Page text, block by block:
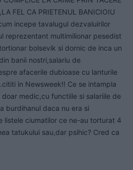
FEL CA PRIETENUL BANICIOIU
incepe tavalugul dezvaluirilor
reprezentant multimilionar pesedist
bolsevik si dornic de inca un
banii nostri,salariu de
afacerile dubioase cu lanturile
in Newsweek!! Ce se intampla
medic,cu functiile si salariile de
burdihanul daca nu era si
listele ciumatilor ce ne-au torturat 4
tatukului sau,dar psihic? Cred ca